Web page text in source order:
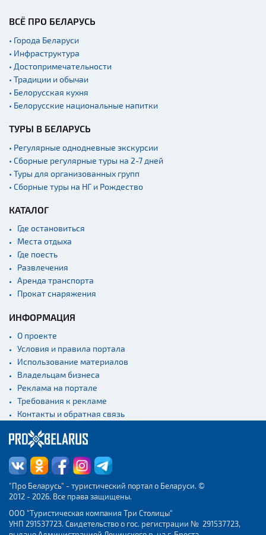
ВСЁ ПРО БЕЛАРУСЬ
• Города Беларуси
• Инфраструктура
• Достопримечательности
• Традиции и обычаи
• Белорусская кухня
• Белорусские национальные напитки
ТУРЫ В БЕЛАРУСЬ
• Регулярные однодневные экскурсии
• Сборные регулярные туры на 2-7 дней
• Туры для организованных групп
• Сборные туры на НГ и Рождество
КАТАЛОГ
Где остановиться
Места отдыха
Где поесть
Развлечения
Аренда транспорта
Прокат снаряжения
ИНФОРМАЦИЯ
О проекте
Условия и правила портала
Использование материалов
Владельцам бизнеса
Реклама на портале
Требования к рекламе
Контакты и обратная связь
"Про Беларусь" - туристический портал о Беларуси. ©
2012 - 2026. Все права защищены.
ООО "Туристическая компания Три Столицы"
УНП 291537723. Свидетельство о гос. регистрации № 291537723,